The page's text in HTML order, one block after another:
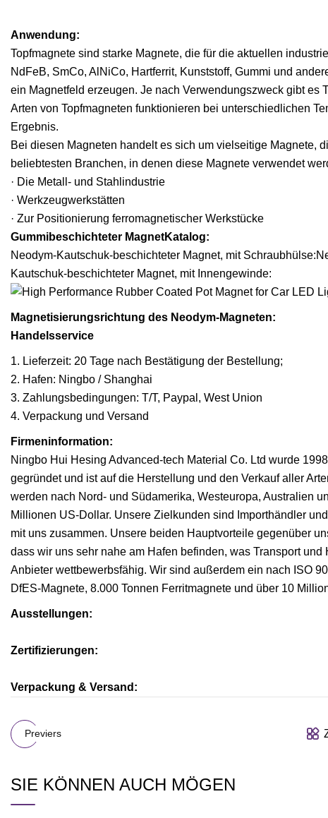
Anwendung:
Topfmagnete sind starke Magnete, die für die aktuellen
NdFeB, SmCo, AlNiCo, Hartferrit, Kunststoff, Gummi und
ein Magnetfeld erzeugen. Je nach Verwendungszweck gibt
Arten von Topfmagneten funktionieren bei unterschiedlichen
Ergebnis.
Bei diesen Magneten handelt es sich um vielseitige Magnete,
beliebtesten Branchen, in denen diese Magnete verwendet
· Die Metall- und Stahlindustrie
· Werkzeugwerkstätten
· Zur Positionierung ferromagnetischer Werkstücke
Gummibeschichteter MagnetKatalog:
Neodym-Kautschuk-beschichteter Magnet, mit
Kautschuk-beschichteter Magnet, mit Innengewinde:
Magnetisierungsrichtung des Neodym-Magneten:
Handelsservice
1. Lieferzeit: 20 Tage nach Bestätigung der Bestellung;
2. Hafen: Ningbo / Shanghai
3. Zahlungsbedingungen: T/T, Paypal, West Union
4. Verpackung und Versand
Firmeninformation:
Ningbo Hui Hesing Advanced-tech Material Co. Ltd wurde
gegründet und ist auf die Herstellung und den Verkauf aller
werden nach Nord- und Südamerika, Westeuropa, Australien
Millionen US-Dollar. Unsere Zielkunden sind Importhändler
mit uns zusammen. Unsere beiden Hauptvorteile gegenüber
dass wir uns sehr nahe am Hafen befinden, was Transport
Anbieter wettbewerbsfähig. Wir sind außerdem ein nach ISO
DfES-Magnete, 8.000 Tonnen Ferritmagnete und über 10
Ausstellungen:
Zertifizierungen:
Verpackung & Versand:
Previers
SIE KÖNNEN AUCH MÖGEN